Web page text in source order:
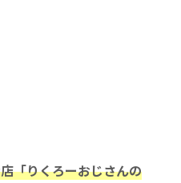
「りくろーおじさんの